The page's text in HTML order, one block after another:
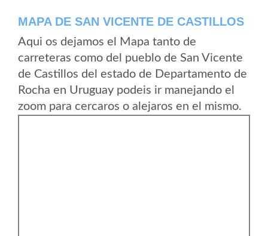
MAPA DE SAN VICENTE DE CASTILLOS
Aqui os dejamos el Mapa tanto de
carreteras como del pueblo de San Vicente
de Castillos del estado de Departamento de
Rocha en Uruguay podeis ir manejando el
zoom para cercaros o alejaros en el mismo.